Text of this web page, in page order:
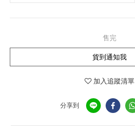
售完
貨到通知我
加入追蹤清單
分享到